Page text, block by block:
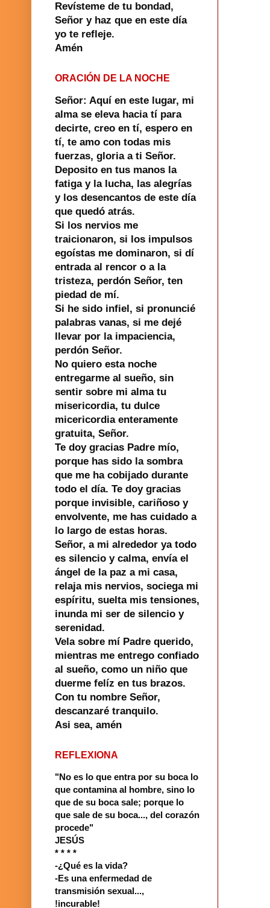
Revísteme de tu bondad,
Señor y haz que en este día
yo te refleje.
Amén
ORACIÓN DE LA NOCHE
Señor: Aquí en este lugar, mi
alma se eleva hacia tí para
decirte, creo en tí, espero en
tí, te amo con todas mis
fuerzas, gloria a ti Señor.
Deposito en tus manos la
fatiga y la lucha, las alegrías
y los desencantos de este día
que quedó atrás.
Si los nervios me
traicionaron, si los impulsos
egoístas me dominaron, si dí
entrada al rencor o a la
tristeza, perdón Señor, ten
piedad de mí.
Si he sido infiel, si pronuncié
palabras vanas, si me dejé
llevar por la impaciencia,
perdón Señor.
No quiero esta noche
entregarme al sueño, sin
sentir sobre mi alma tu
misericordia, tu dulce
micericordia enteramente
gratuita, Señor.
Te doy gracias Padre mío,
porque has sido la sombra
que me ha cobijado durante
todo el día. Te doy gracias
porque invisible, cariñoso y
envolvente, me has cuidado a
lo largo de estas horas.
Señor, a mi alrededor ya todo
es silencio y calma, envía el
ángel de la paz a mi casa,
relaja mis nervios, sociega mi
espíritu, suelta mis tensiones,
inunda mi ser de silencio y
serenidad.
Vela sobre mí Padre querido,
mientras me entrego confiado
al sueño, como un niño que
duerme felíz en tus brazos.
Con tu nombre Señor,
descanzaré tranquilo.
Asi sea, amén
REFLEXIONA
"No es lo que entra por su boca lo
que contamina al hombre, sino lo
que de su boca sale; porque lo
que sale de su boca..., del corazón
procede"
JESÚS
* * * *
-¿Qué es la vida?
-Es una enfermedad de
transmisión sexual...,
!incurable!